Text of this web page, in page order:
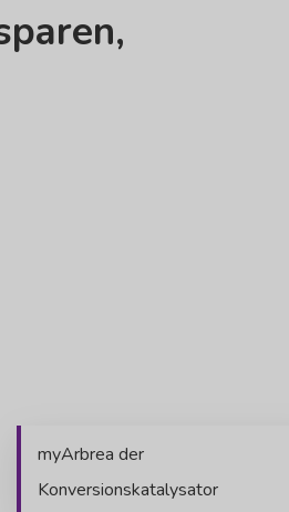
myArbrea der
Konversionskatalysator